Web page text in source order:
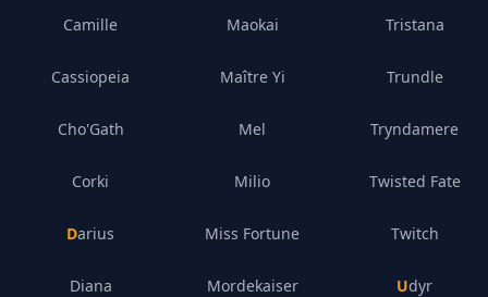
Camille
Cassiopeia
Cho'Gath
Corki
Darius
Diana
Maokai
Maître Yi
Mel
Milio
Miss Fortune
Mordekaiser
Tristana
Trundle
Tryndamere
Twisted Fate
Twitch
Udyr